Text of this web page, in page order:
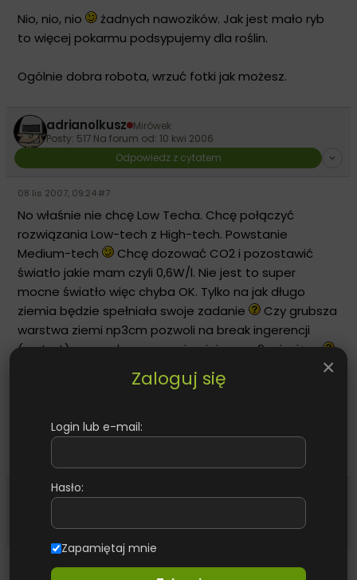
×
Zaloguj się
Login lub e-mail:
Hasło:
Zapamiętaj mnie
Nio, nio, nio
żadnych nawozików. Jak jest mało ryb
to więcej pokarmu podsypujemy dla roślin.
Ogólnie dobra robota, wrzuć fotki jak możesz.
adrianolkusz Mirówek
Posty: 517 Na forum od: 10 kwi 2006
Odpowiedz z cytatem
08 lis 2007, 09:24#7
No właśnie nie chcę Low Techa. Chcę połączyć
rozwiązania Low-tech z High-tech. Powstanie
Medium-tech
Chcę dozować CO2 i pozostawić
światło jakie mam czyli 0,6W/l. Nie jest to super
mocne światło więc chyba OK. Tylko na jak długo
ziemia będzie spełniała swoje zadanie
Czy grubsza
warstwa ziemi np3cm pozwoli na break ingerencji
(restart) przez okres przynajmniej przez 9 miesięcy
"Akwarium może mieć każdy, ale akwarystą
Armek
Odpowiedz z cytatem